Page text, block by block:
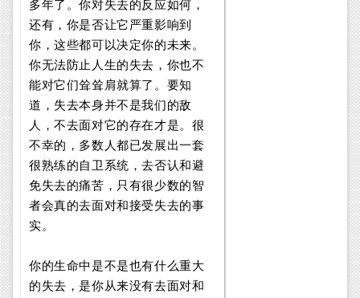
多年了。你对失去的反应如何，
还有，你是否让它严重影响到
你，这些都可以决定你的未来。
你无法防止人生的失去，你也不
能对它们耸耸肩就算了。要知
道，失去本身并不是我们的敌
人，不去面对它的存在才是。很
不幸的，多数人都已发展出一套
很熟练的自卫系统，去否认和避
免失去的痛苦，只有很少数的智
者会真的去面对和接受失去的事
实。
你的生命中是不是也有什么重大
的失去，是你从来没有去面对和